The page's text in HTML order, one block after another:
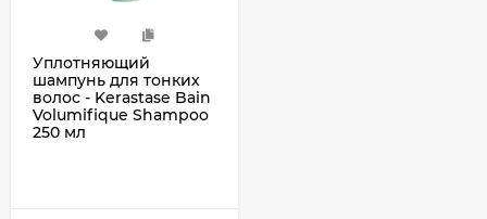
Уплотняющий
шампунь для тонких
волос - Kerastase Bain
Volumifique Shampoo
250 мл